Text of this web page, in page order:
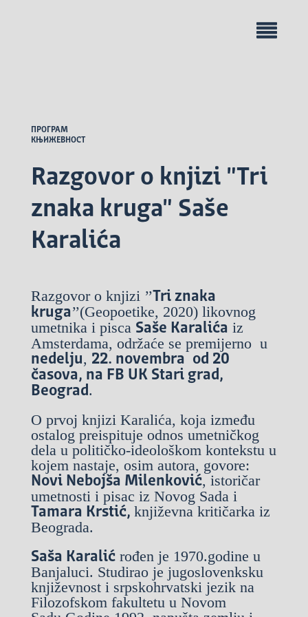
ПРОГРАМ
КЊИЖЕВНОСТ
Razgovor o knjizi "Tri
znaka kruga" Saše
Karalića
Razgovor o knjizi ’’Tri znaka
kruga’’(Geopoetike, 2020) likovnog
umetnika i pisca Saše Karalića iz
Amsterdama, održaće se premijerno u
nedelju, 22. novembra od 20
časova, na FB UK Stari grad,
Beograd.
O prvoj knjizi Karalića, koja između
ostalog preispituje odnos umetničkog
dela u političko-ideološkom kontekstu u
kojem nastaje, osim autora, govore:
Novi Nebojša Milenković, istoričar
umetnosti i pisac iz Novog Sada i
Tamara Krstić, književna kritičarka iz
Beograda.
Saša Karalićrođen je 1970.godine u
Banjaluci. Studirao je jugoslovenksku
književnost i srpskohrvatski jezik na
Filozofskom fakultetu u Novom